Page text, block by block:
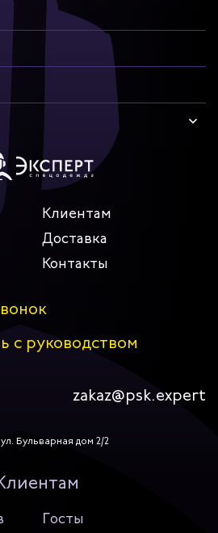
Клиентам
Доставка
Контакты
с руководством
zakaz@psk.expert
Бульварная дом 2/2
Госты